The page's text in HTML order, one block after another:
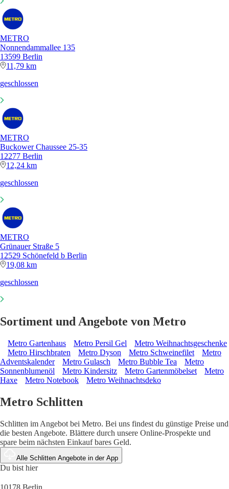
METRO
Nonnendammallee 135
13599 Berlin
11,79 km
geschlossen
METRO
Buckower Chaussee 25-35
12277 Berlin
12,24 km
geschlossen
METRO
Grünauer Straße 5
12529 Schönefeld b Berlin
19,08 km
geschlossen
Sortiment und Angebote von Metro
Metro Gartenhaus Metro Persil Gel
Metro Weihnachtsgeschenke
Metro Hirschbraten
Metro Dyson Metro Schweinefilet
Metro
Adventskalender
Metro Gulasch Metro Bubble Tea
Metro
Sonnenblumenöl
Metro Kindersitz Metro Gartenmöbelset
Metro
Haxe
Metro Notebook Metro Weihnachtsdeko
Metro Schlitten
Schlitten im Angebot bei Metro. Bei uns findest du günstige Preise und
die besten Angebote. Blättere durch unsere Online-Prospekte und
spare beim nächsten Einkauf bares Geld.
Alle Schlitten Angebote in der App
Du bist hier
10178 Berlin